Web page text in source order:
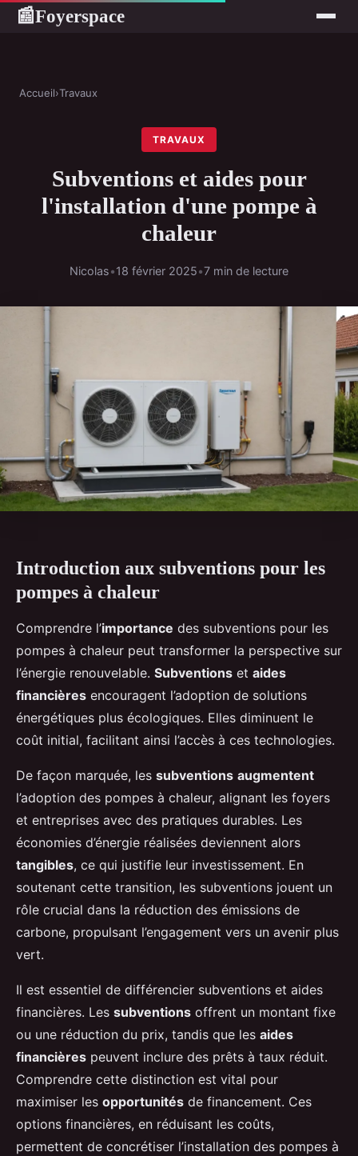
📰Foyerspace
Accueil›Travaux
TRAVAUX
Subventions et aides pour
l'installation d'une pompe à
chaleur
Nicolas•18 février 2025•7 min de lecture
Introduction aux subventions pour les
pompes à chaleur
Comprendre l’importance des subventions pour les
pompes à chaleur peut transformer la perspective sur
l’énergie renouvelable. Subventions et aides
financières encouragent l’adoption de solutions
énergétiques plus écologiques. Elles diminuent le
coût initial, facilitant ainsi l’accès à ces technologies.
De façon marquée, les subventions augmentent
l’adoption des pompes à chaleur, alignant les foyers
et entreprises avec des pratiques durables. Les
économies d’énergie réalisées deviennent alors
tangibles, ce qui justifie leur investissement. En
soutenant cette transition, les subventions jouent un
rôle crucial dans la réduction des émissions de
carbone, propulsant l’engagement vers un avenir plus
vert.
Il est essentiel de différencier subventions et aides
financières. Les subventions offrent un montant fixe
ou une réduction du prix, tandis que les aides
financières peuvent inclure des prêts à taux réduit.
Comprendre cette distinction est vital pour
maximiser les opportunités de financement. Ces
options financières, en réduisant les coûts,
permettent de concrétiser l’installation des pompes à